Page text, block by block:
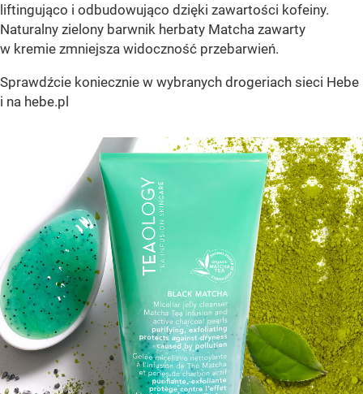
liftingująco i odbudowująco dzięki zawartości kofeiny.
Naturalny zielony barwnik herbaty Matcha zawarty
w kremie zmniejsza widoczność przebarwień.
Sprawdźcie koniecznie w wybranych drogeriach sieci Hebe
i na hebe.pl